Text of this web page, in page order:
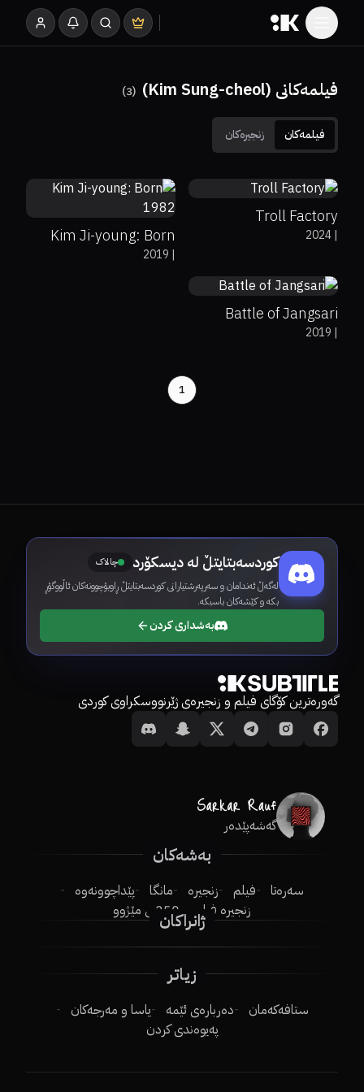
فیلمەکانی (Kim Sung-cheol) (
3
)
فیلمەکان زنجیرەکان 5.9
Troll Factory
|
2024
Kim Ji-young: Born
1982|
2019
5.9
Battle of Jangsari
|
2019
1
کوردسەبتایتڵ لە دیسکۆرد چالاک
لەگەڵ ئەندامان و سەرپەرشتیارانی کوردسەبتایتڵ ڕاوبۆچوونەکان ئاڵووگۆڕ
بکە و کێشەکان باسبکە.
بەشداری کردن
گەورەترین کۆگای فیلم و زنجیرەی ژێرنووسکراوی کوردی
گەشەپێدەر
بەشەکان
سەرەتا فیلم زنجیرە مانگا
پێداچوونەوە
زنجیرە فیلم
250ـی مێژوو
ژانراکان
زیاتر
ستافەکەمان دەربارەی ئێمە
یاسا و مەرجەکان
پەیوەندی کردن